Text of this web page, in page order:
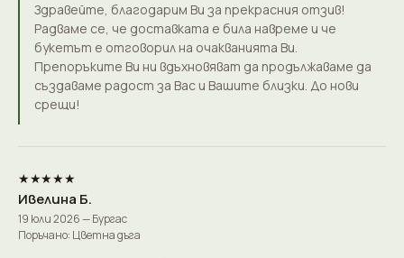
Здравейте, благодарим Ви за прекрасния отзив!
Радваме се, че доставката е била навреме и че
букетът е отговорил на очакванията Ви.
Препоръките Ви ни вдъхновяват да продължаваме да
създаваме радост за Вас и Вашите близки. До нови
срещи!
★★★★★
Ивелина Б.
19 юли 2026 — Бургас
Поръчано: Цветна дъга